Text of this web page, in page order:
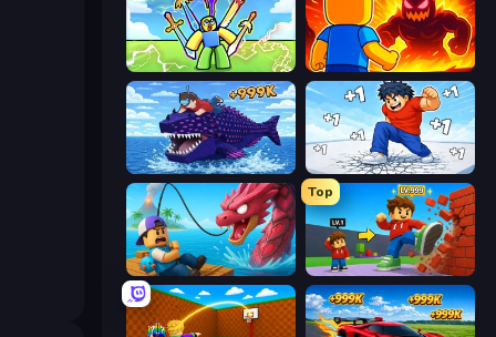
Obby vs Brainrot Obby: Legendary Dragon
Obby Fish Challenge: Ride Break a Skyscraper
Fish It Now
Top
Obby: +1 Click Wall Breaker